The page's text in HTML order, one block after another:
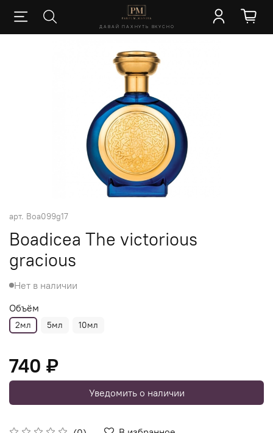
ДАВАЙ ПАХНУТЬ ВКУСНО
арт. Boa099g17
Boadicea The victorious
gracious
Нет в наличии
Объём
2мл 5мл 10мл
740 ₽
Уведомить о наличии